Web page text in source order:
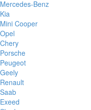
Mercedes-Benz
Kia
Mini Cooper
Opel
Chery
Porsche
Peugeot
Geely
Renault
Saab
Exeed